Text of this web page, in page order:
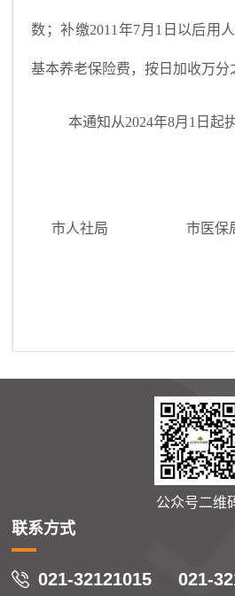
数；补缴2011年7月1日以后用
基本养老保险费，按日加收万分
本通知从2024年8月1日起
市人社局 市医
公众号二维
联系方式
021-32121015 021-